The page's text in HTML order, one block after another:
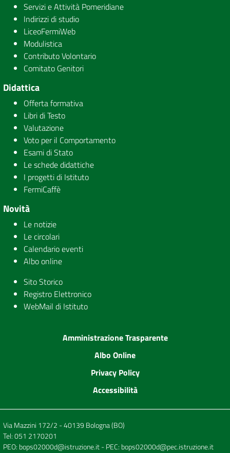
Servizi e Attività Pomeridiane
Indirizzi di studio
LiceoFermiWeb
Modulistica
Contributo Volontario
Comitato Genitori
Didattica
Offerta formativa
Libri di Testo
Valutazione
Voto per il Comportamento
Esami di Stato
Le schede didattiche
I progetti di Istituto
FermiCaffè
Novità
Le notizie
Le circolari
Calendario eventi
Albo online
Sito Storico
Registro Elettronico
WebMail di Istituto
Amministrazione Trasparente
Albo Online
Privacy Policy
Accessibilità
Via Mazzini 172/2 - 40139 Bologna (BO)
Tel:051 2170201
PEO: bops02000d@istruzione.it- PEC: bops02000d@pec.istruzione.it